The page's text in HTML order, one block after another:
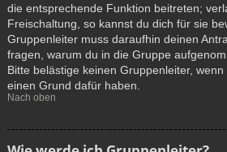
die entsprechende Funktion beitreten;
Freischaltung, so kannst du dich für sie
Gruppenleiter muss daraufhin deinen
fragen, warum du in die Gruppe
Bitte belästige keinen Gruppenleiter,
einen Grund dafür haben.
Nach oben